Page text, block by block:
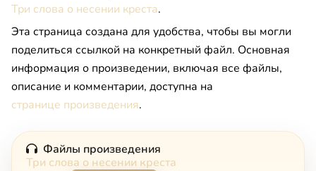
Три слова о несении креста.
Эта страница создана для удобства, чтобы вы могли
поделиться ссылкой на конкретный файл. Основная
информация о произведении, включая все файлы,
описание и комментарии, доступна на
странице произведения.
Файлы произведения
Три слова о несении креста